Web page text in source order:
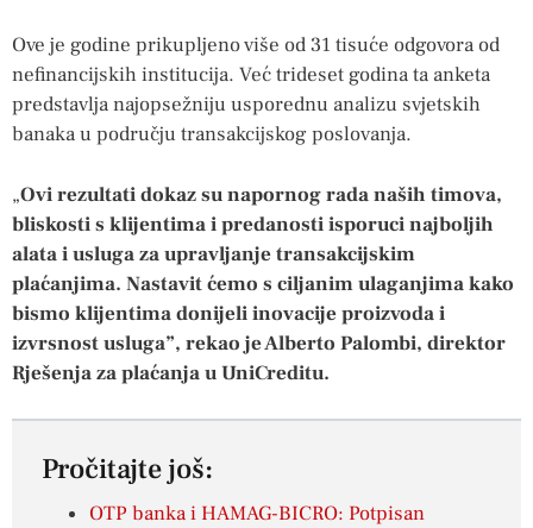
Ove je godine prikupljeno više od 31 tisuće odgovora od
nefinancijskih institucija. Već trideset godina ta anketa
predstavlja najopsežniju usporednu analizu svjetskih
banaka u području transakcijskog poslovanja.
„Ovi rezultati dokaz su napornog rada naših timova,
bliskosti s klijentima i predanosti isporuci najboljih
alata i usluga za upravljanje transakcijskim
plaćanjima. Nastavit ćemo s ciljanim ulaganjima kako
bismo klijentima donijeli inovacije proizvoda i
izvrsnost usluga”, rekao je Alberto Palombi, direktor
Rješenja za plaćanja u UniCreditu.
Pročitajte još:
OTP banka i HAMAG-BICRO: Potpisan